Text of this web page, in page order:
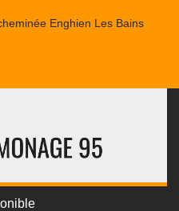
Enghien Les Bains